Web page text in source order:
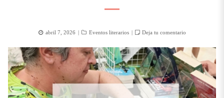
Posted
abril 7, 2026 Categorías
Eventos literarios Deja tu comentario